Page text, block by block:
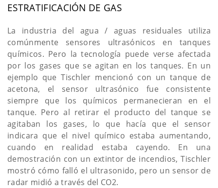
ESTRATIFICACIÓN DE GAS
La industria del agua / aguas residuales utiliza
comúnmente sensores ultrasónicos en tanques
químicos. Pero la tecnología puede verse afectada
por los gases que se agitan en los tanques. En un
ejemplo que Tischler mencionó con un tanque de
acetona, el sensor ultrasónico fue consistente
siempre que los químicos permanecieran en el
tanque. Pero al retirar el producto del tanque se
agitaban los gases, lo que hacía que el sensor
indicara que el nivel químico estaba aumentando,
cuando en realidad estaba cayendo. En una
demostración con un extintor de incendios, Tischler
mostró cómo falló el ultrasonido, pero un sensor de
radar midió a través del CO2.